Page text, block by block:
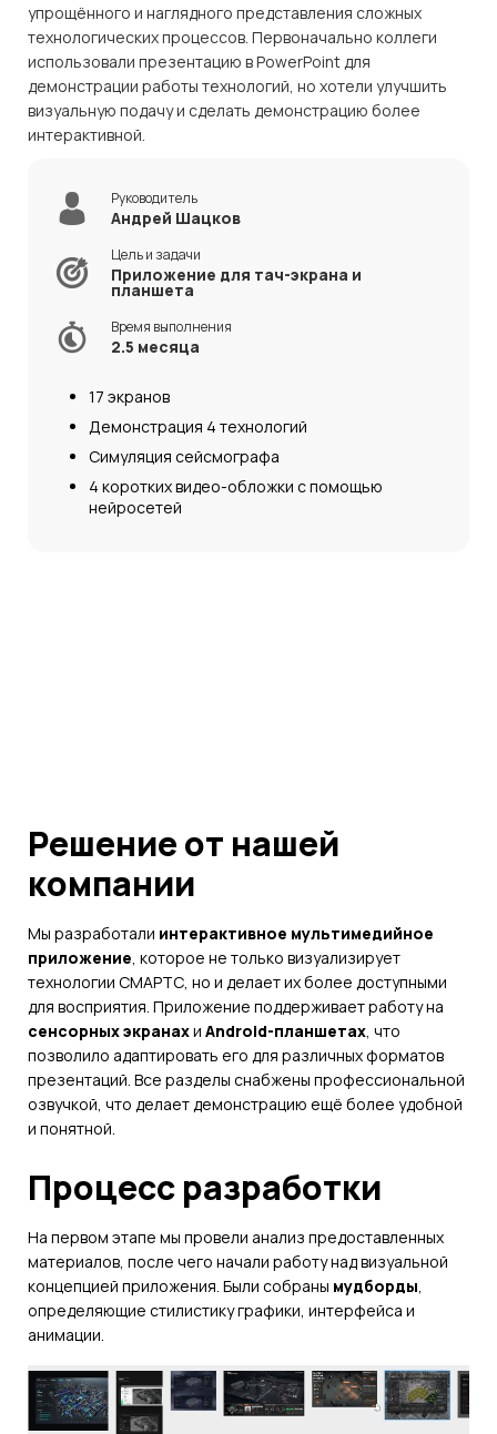
упрощённого и наглядного представления сложных
технологических процессов. Первоначально коллеги
использовали презентацию в PowerPoint для
демонстрации работы технологий, но хотели улучшить
визуальную подачу и сделать демонстрацию более
интерактивной.
Руководитель
Андрей Шацков
Цель и задачи
Приложение для тач-экрана и
планшета
Время выполнения
2.5 месяца
17 экранов
Демонстрация 4 технологий
Симуляция сейсмографа
4 коротких видео-обложки с помощью
нейросетей
Решение от нашей
компании
Мы разработали интерактивное мультимедийное
приложение , которое не только визуализирует
технологии СМАРТС, но и делает их более доступными
для восприятия. Приложение поддерживает работу на
сенсорных экранахи Android-планшетах , что
позволило адаптировать его для различных форматов
презентаций. Все разделы снабжены профессиональной
озвучкой, что делает демонстрацию ещё более удобной
и понятной.
Процесс разработки
На первом этапе мы провели анализ предоставленных
материалов, после чего начали работу над визуальной
концепцией приложения. Были собраны мудборды
определяющие стилистику графики, интерфейса и
анимации.